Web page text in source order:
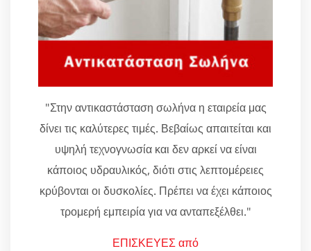
"Στην αντικαστάσταση σωλήνα η εταιρεία μας
δίνει τις καλύτερες τιμές. Βεβαίως απαιτείται και
υψηλή τεχνογνωσία και δεν αρκεί να είναι
κάποιος υδραυλικός, διότι στις λεπτομέρειες
κρύβονται οι δυσκολίες. Πρέπει να έχει κάποιος
τρομερή εμπειρία για να ανταπεξέλθει."
ΕΠΙΣΚΕΥΕΣ από